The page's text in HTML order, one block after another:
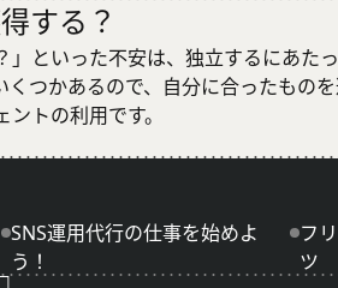
する？
」といった不安は、独立するにあた
くつかあるので、自分に合ったもの
トの利用です。
SNS運用代行の仕事を始めよ
う！
フ
ツ